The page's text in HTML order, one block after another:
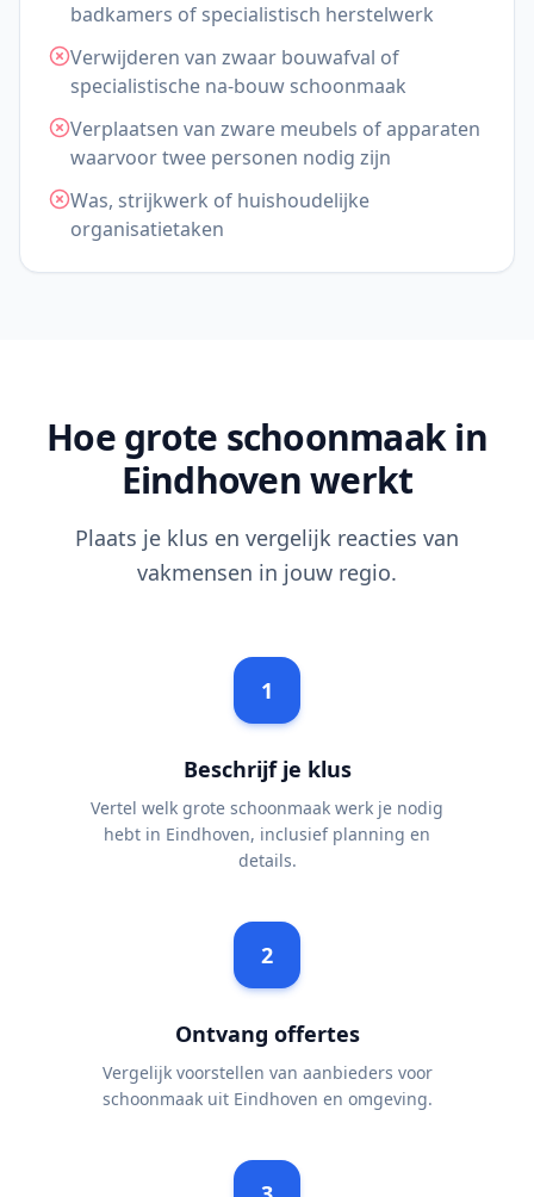
badkamers of specialistisch herstelwerk
Verwijderen van zwaar bouwafval of
specialistische na-bouw schoonmaak
Verplaatsen van zware meubels of apparaten
waarvoor twee personen nodig zijn
Was, strijkwerk of huishoudelijke
organisatietaken
Hoe grote schoonmaak in
Eindhoven werkt
Plaats je klus en vergelijk reacties van
vakmensen in jouw regio.
1
Beschrijf je klus
Vertel welk grote schoonmaak werk je nodig
hebt in Eindhoven, inclusief planning en
details.
2
Ontvang offertes
Vergelijk voorstellen van aanbieders voor
schoonmaak uit Eindhoven en omgeving.